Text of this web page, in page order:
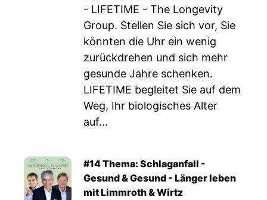
- LIFETIME - The Longevity
Group. Stellen Sie sich vor, Sie
könnten die Uhr ein wenig
zurückdrehen und sich mehr
gesunde Jahre schenken.
LIFETIME begleitet Sie auf dem
Weg, Ihr biologisches Alter
auf...
#14 Thema: Schlaganfall -
Gesund & Gesund - Länger leben
mit Limmroth & Wirtz